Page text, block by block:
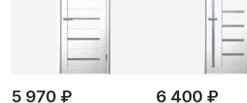
5 970 ₽ 6 400 ₽